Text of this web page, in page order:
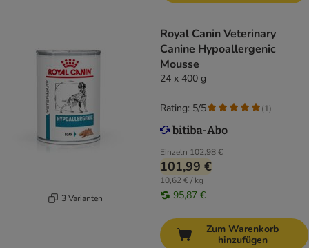
3 Varianten
Royal Canin Veterinary
Canine Hypoallergenic
Mousse
24 x 400 g
Einzeln 102,98 €
101,99 €
10,62 € / kg
95,87 €
Rating: 5/5 (1)
Zum Warenkorb
hinzufügen